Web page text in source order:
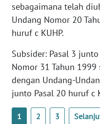
sebagaimana telah
Undang Nomor 20
huruf c KUHP.
Subsider: Pasal 3
Nomor 31 Tahun
dengan Undang-
junto Pasal 20 huruf c
1 2 3
NTB
WN
WN
SULBAR
WN
BABEL